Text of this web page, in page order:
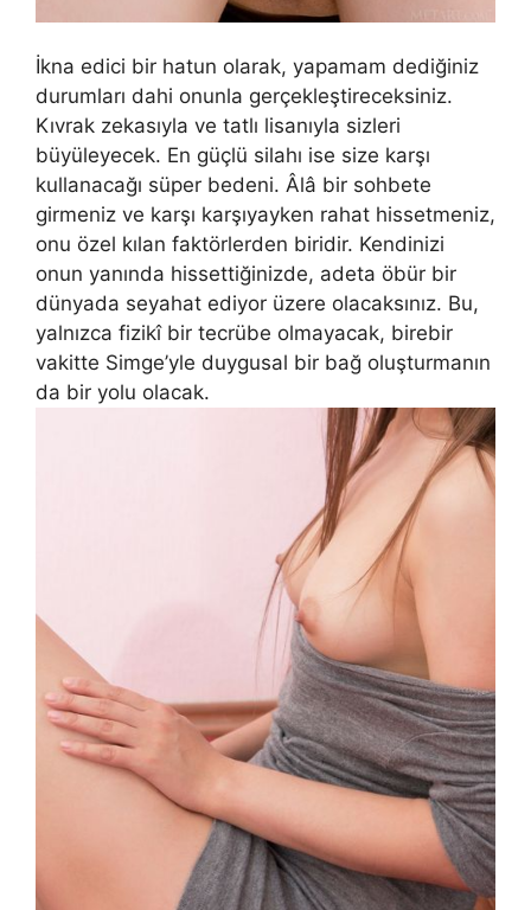
İkna edici bir hatun olarak, yapamam dediğiniz
durumları dahi onunla gerçekleştireceksiniz.
Kıvrak zekasıyla ve tatlı lisanıyla sizleri
büyüleyecek. En güçlü silahı ise size karşı
kullanacağı süper bedeni. Âlâ bir sohbete
girmeniz ve karşı karşıyayken rahat hissetmeniz,
onu özel kılan faktörlerden biridir. Kendinizi
onun yanında hissettiğinizde, adeta öbür bir
dünyada seyahat ediyor üzere olacaksınız. Bu,
yalnızca fizikî bir tecrübe olmayacak, birebir
vakitte Simge’yle duygusal bir bağ oluşturmanın
da bir yolu olacak.